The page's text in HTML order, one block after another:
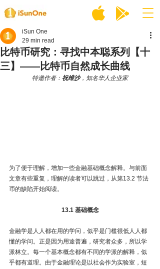
比特币研究：寻找中本聪系列【十
三】——比特币自然成长曲线
iSun One
29 min read
特邀作者： 祝维沙，知名华人企业家
为了便于理解，增加一些金融基础概念解释。与前面
文章有些重复，理解的读者可以跳过，从第13.2 节法
币的缺陷开始阅读。
13.1 基础概念
金融学是人人都在用的学问，似乎是门槛很低人人都
懂的学问。正是因为用途普遍，研究者众多，所以学
派林立。每一个基本概念都有不同的学派的解释，似
乎都有道理。由于金融理论是以社会作为实验室，短